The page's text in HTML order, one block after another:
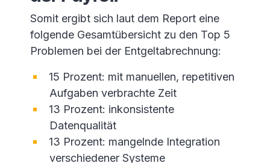
Somit ergibt sich laut dem Report eine
folgende Gesamtübersicht zu den Top 5
Problemen bei der Entgeltabrechnung:
15 Prozent: mit manuellen, repetitiven
Aufgaben verbrachte Zeit
13 Prozent: inkonsistente
Datenqualität
13 Prozent: mangelnde Integration
verschiedener Systeme